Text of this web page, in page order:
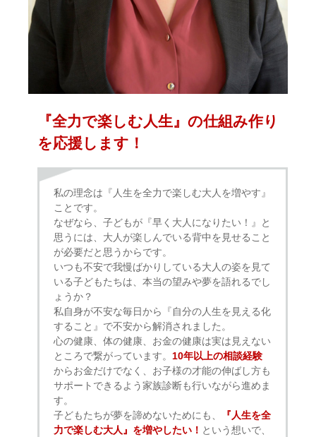
『全力で楽しむ人生』の仕組み作り
を応援します！
私の理念は『人生を全力で楽しむ大人を増やす』
ことです。
なぜなら、子どもが『早く大人になりたい！』と
思うには、大人が楽しんでいる背中を見せること
が必要だと思うからです。
いつも不安で我慢ばかりしている大人の姿を見て
いる子どもたちは、本当の望みや夢を語れるでし
ょうか？
私自身が不安な毎日から『自分の人生を見える化
すること』で不安から解消されました。
心の健康、体の健康、お金の健康は実は見えない
ところで繋がっています。 10年以上の相談経験
からお金だけでなく、お子様の才能の伸ばし方も
サポートできるよう家族診断も行いながら進めま
す。
子どもたちが夢を諦めないためにも、
『人生を全
力で楽しむ大人』を増やしたい！ という想いで、